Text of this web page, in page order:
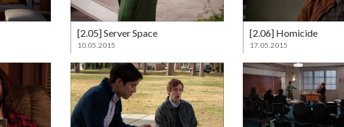
[2.05] Server Space
10.05.2015
[2.06] Homicide
17.05.2015